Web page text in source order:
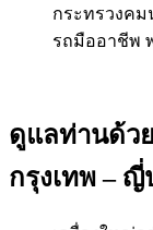
กระทรวงค
รถมืออาชีพ
ดูแลท่านด้ว
กรุงเทพ –